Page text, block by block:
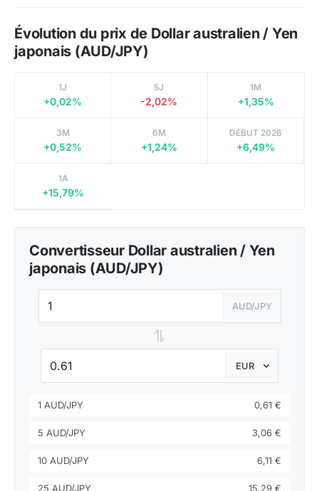
Évolution du prix de Dollar australien / Yen
japonais (AUD/JPY)
1J
+0,02%
5J
-2,02%
1M
+1,35%
3M
+0,52%
6M
+1,24%
DÉBUT 2026
+6,49%
1A
+15,79%
Convertisseur Dollar australien / Yen
japonais (AUD/JPY)
AUD/JPY
⇌
1 AUD/JPY 0,61 €
5 AUD/JPY 3,06 €
10 AUD/JPY 6,11 €
25 AUD/JPY 15,29 €